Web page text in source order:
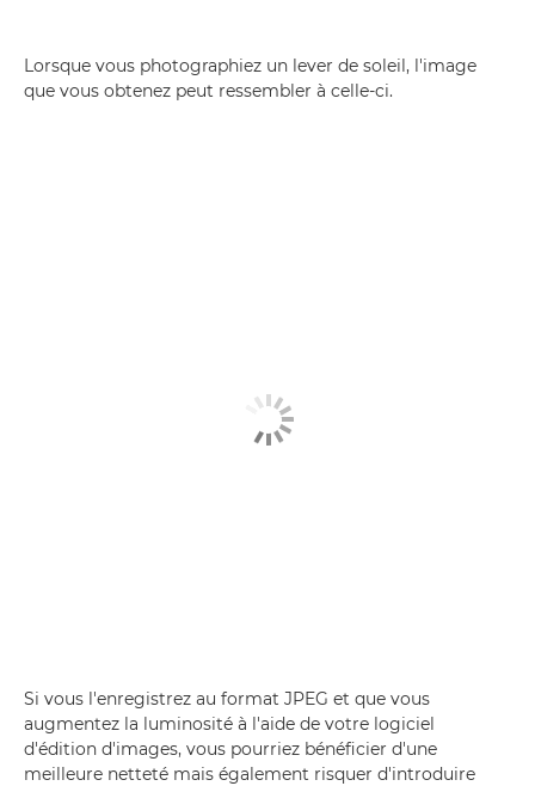
Lorsque vous photographiez un lever de soleil, l'image
que vous obtenez peut ressembler à celle-ci.
Si vous l'enregistrez au format JPEG et que vous
augmentez la luminosité à l'aide de votre logiciel
d'édition d'images, vous pourriez bénéficier d'une
meilleure netteté mais également risquer d'introduire